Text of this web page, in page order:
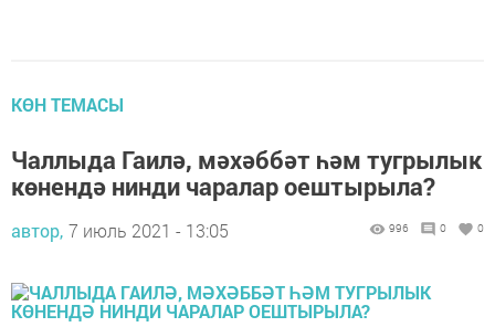
КӨН ТЕМАСЫ
Чаллыда Гаилә, мәхәббәт һәм тугрылык
көнендә нинди чаралар оештырыла?
автор, 7 июль 2021 - 13:05 996 0 0